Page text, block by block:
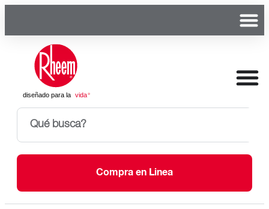
Compra en Linea